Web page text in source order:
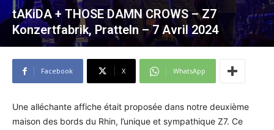
tAKiDA + THOSE DAMN CROWS – Z7
Konzertfabrik, Pratteln – 7 Avril 2024
Facebook X WhatsApp
Une alléchante affiche était proposée dans notre deuxième
maison des bords du Rhin, l’unique et sympathique Z7. Ce